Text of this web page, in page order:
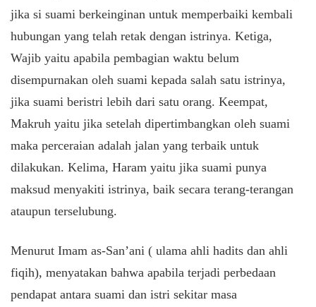
jika si suami berkeinginan untuk memperbaiki kembali
hubungan yang telah retak dengan istrinya. Ketiga,
Wajib yaitu apabila pembagian waktu belum
disempurnakan oleh suami kepada salah satu istrinya,
jika suami beristri lebih dari satu orang. Keempat,
Makruh yaitu jika setelah dipertimbangkan oleh suami
maka perceraian adalah jalan yang terbaik untuk
dilakukan. Kelima, Haram yaitu jika suami punya
maksud menyakiti istrinya, baik secara terang-terangan
ataupun terselubung.
Menurut Imam as-San’ani ( ulama ahli hadits dan ahli
fiqih), menyatakan bahwa apabila terjadi perbedaan
pendapat antara suami dan istri sekitar masa